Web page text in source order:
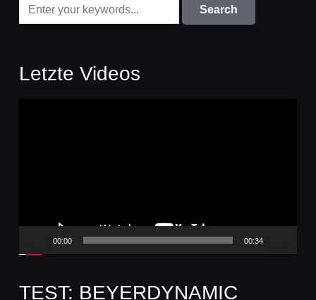
Letzte Videos
00:00 00:34
TEST: BEYERDYNAMIC